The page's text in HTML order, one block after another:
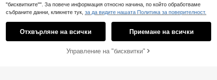
ДОБАВИ В КОЛИЧКАТА
"бисквитките"". За повече информация относно начина, по който обработваме
събраните данни, кликнете тук, за да видите нашата Политика за поверителност.
Отхвърляне на всички Приемане на всички
Управление на "бисквитки"